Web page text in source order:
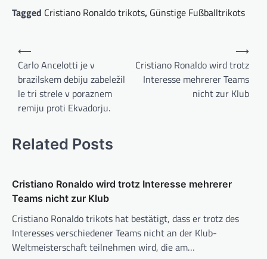
Tagged Cristiano Ronaldo trikots, Günstige Fußballtrikots
B
a
n
a
v
i
⟵
Carlo Ancelotti je v
brazilskem debiju zabeležil
le tri strele v poraznem
remiju proti Ekvadorju.
Cristiano Ronaldo wird trotz
Interesse mehrerer Teams
nicht zur Klub
⟶
Related Posts
Cristiano Ronaldo wird trotz Interesse mehrerer
Teams nicht zur Klub
Cristiano Ronaldo trikots hat bestätigt, dass er trotz des
Interesses verschiedener Teams nicht an der Klub-
Weltmeisterschaft teilnehmen wird, die am…